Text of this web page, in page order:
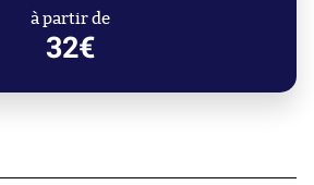
à partir de
32€